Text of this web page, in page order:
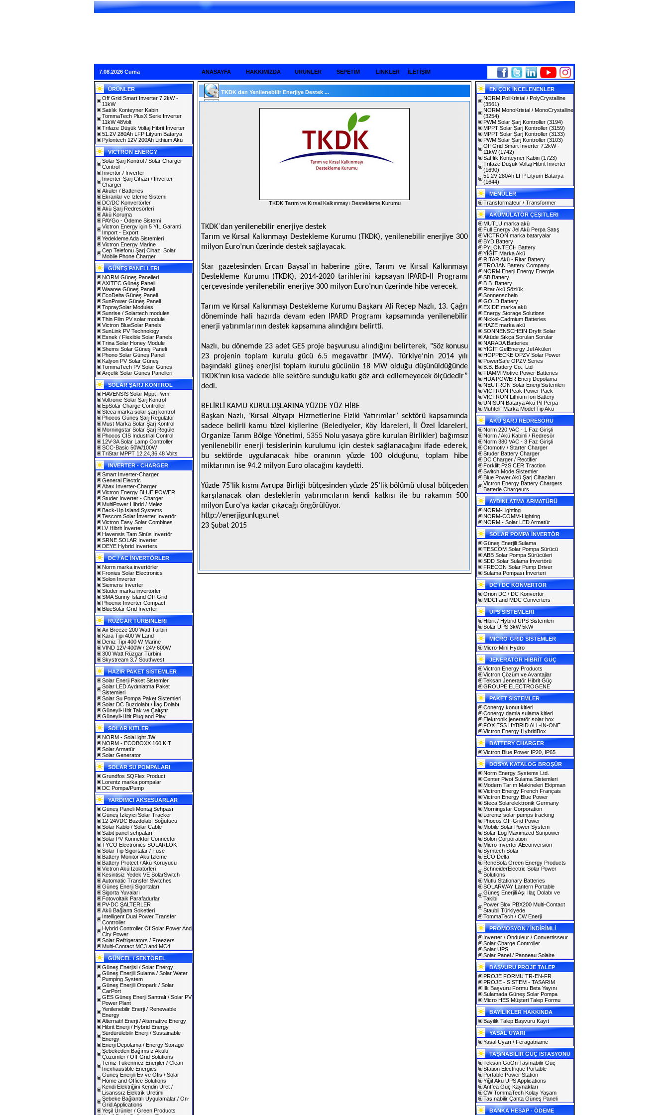
7.08.2026 Cuma ANASAYFA HAKKIMIZDA ÜRÜNLER SEPETİM LİNKLER İLETİŞİM
ÜRÜNLER
Off Grid Smart Inverter 7.2kW -
11kW
Satılık Konteyner Kabin
TommaTech PlusX Serie Inverter
11kW 48Volt
Trifaze Düşük Voltaj Hibrit İnverter
51.2V 280Ah LFP Lityum Batarya
Pylontech 12V 200Ah Lithium Akü
VICTRON ENERGY
Solar Şarj Kontrol / Solar Charger
Control
İnvertör / Inverter
İnverter-Şarj Cihazı / Inverter-
Charger
Aküler / Batteries
Ekranlar ve İzleme Sistemi
DC/DC Konvertörler
Akü Şarj Redresörleri
Akü Koruma
PAYGo - Ödeme Sistemi
Victron Energy için 5 YIL Garanti
Import - Export
Yedekleme Ada Sistemleri
Victron Energy Marine
Cep Telefonu Şarj Cihazı Solar
Mobile Phone Charger
GÜNEŞ PANELLERI
NORM Güneş Panelleri
AXITEC Güneş Paneli
Waaree Güneş Paneli
EcoDelta Güneş Paneli
SunPower Güneş Paneli
TopraySolar Modules
Sunrise / Solartech modules
Thin Film PV solar module
Victron BlueSolar Panels
SunLink PV Technology
Esnek / Flexible Solar Panels
Trina Solar Honey Module
Shems Solar Güneş Paneli
Phono Solar Güneş Paneli
Kalyon PV Solar Güneş
TommaTech PV Solar Güneş
Arçelik Solar Güneş Panelleri
SOLAR ŞARJ KONTROL
HAVENSİS Solar Mppt Pwm
Voltronic Solar Şarj Kontrol
EpSolar Charge Controller
Steca marka solar şarj kontrol
Phocos Güneş Şarj Regülatör
Must Marka Solar Şarj Kontrol
Morningstar Solar Şarj Regüle
Phocos CIS Industrial Control
12V-3A Solar Lamp Controller
SCC-Basic 50W/100W
TriStar MPPT 12,24,36,48 Volts
INVERTER - CHARGER
Smart Inverter-Charger
General Electric
Abax Inverter-Charger
Victron Energy BLUE POWER
Studer Inverter - Charger
MultiPower Hibrid / Melez
Back-Up Island Systems
Tescom Solar İnverter İnvertör
Victron Easy Solar Combines
LV Hibrit İnverter
Havensis Tam Sinüs İnvertör
SRNE SOLAR Inverter
DEYE Hybrid Inverters
DC / AC İNVERTÖRLER
Norm marka invertörler
Fronius Solar Electronics
Solon Inverter
Siemens Inverter
Studer marka invertörler
SMA Sunny Island Off-Grid
Phoenix Inverter Compact
BlueSolar Grid Inverter
RÜZGAR TÜRBINLERI
Air Breeze 200 Watt Türbin
Kara Tipi 400 W Land
Deniz Tipi 400 W Marine
VIND 12V-400W / 24V-600W
300 Watt Rüzgar Türbini
Skystream 3.7 Southwest
HAZIR PAKET SİSTEMLER
Solar Enerji Paket Sistemler
Solar LED Aydınlatma Paket
Sistemleri
Solar Su Pompa Paket Sistemleri
Solar DC Buzdolabı / İlaç Dolabı
Güneyli-Hitit Tak ve Çalıştır
Güneyli-Hitit Plug and Play
SOLAR KITLER
NORM - SolaLight 3W
NORM - ECOBOXX 160 KIT
Solar Armatür
Solar Generator
SOLAR SU POMPALARI
Grundfos SQFlex Product
Lorentz marka pompalar
DC Pompa/Pump
YARDIMCI AKSESUARLAR
Güneş Paneli Montaj Sehpası
Güneş İzleyici Solar Tracker
12-24VDC Buzdolabı Soğutucu
Solar Kablo / Solar Cable
Sabit panel sehpaları
Solar PV Konnektör Connector
TYCO Electronics SOLARLOK
Solar Tip Sigortalar / Fuse
Battery Monitor Akü İzleme
Battery Protect / Akü Koruyucu
Victron Akü İzolatörleri
Kesintisiz Yedek VE SolarSwitch
Automatic Transfer Switches
Güneş Enerji Sigortaları
Sigorta Yuvaları
Fotovoltaik Parafadurlar
PV-DC ŞALTERLER
Akü Bağlantı Soketleri
Intelligent Dual Power Transfer
Controller
Hybrid Controller Of Solar Power And
City Power
Solar Refrigerators / Freezers
Multi-Contact MC3 and MC4
GÜNCEL / SEKTÖREL
Güneş Enerjisi / Solar Energy
Güneş Enerjili Sulama / Solar Water
Pumping System
Güneş Enerjili Otopark / Solar
CarPort
GES Güneş Enerji Santralı / Solar PV
Power Plant
Yenilenebilir Enerji / Renewable
Energy
Alternatif Enerji / Alternative Energy
Hibrit Enerji / Hybrid Energy
Sürdürülebilir Enerji / Sustainable
Energy
Enerji Depolama / Energy Storage
Şebekeden Bağımsız Akülü
Çözümler / Off-Grid Solutions
Temiz Tükenmez Enerjiler / Clean
Inexhaustible Energies
Güneş Enerjili Ev ve Ofis / Solar
Home and Office Solutions
Kendi Elektriğini Kendin Üret /
Lisanssız Elektrik Üretimi
Şebeke Bağlantılı Uygulamalar / On-
Grid Applications
Yeşil Ürünler / Green Products
TKDK dan Yenilenebilir Enerjiye Destek ...
TKDK Tarım ve Kırsal Kalkınmayı Destekleme Kurumu
TKDK`dan yenilenebilir enerjiye destek
Tarım ve Kırsal Kalkınmayı Destekleme Kurumu (TKDK), yenilenebilir enerjiye 300
milyon Euro’nun üzerinde destek sağlayacak.
Star gazetesinden Ercan Baysal`ın haberine göre, Tarım ve Kırsal Kalkınmayı
Destekleme Kurumu (TKDK), 2014-2020 tarihlerini kapsayan IPARD-II Programı
çerçevesinde yenilenebilir enerjiye 300 milyon Euro’nun üzerinde hibe verecek.
Tarım ve Kırsal Kalkınmayı Destekleme Kurumu Başkanı Ali Recep Nazlı, 13. Çağrı
döneminde hali hazırda devam eden IPARD Programı kapsamında yenilenebilir
enerji yatırımlarının destek kapsamına alındığını belirtti.
Nazlı, bu dönemde 23 adet GES proje başvurusu alındığını belirterek, "Söz konusu
23 projenin toplam kurulu gücü 6.5 megavattır (MW). Türkiye’nin 2014 yılı
başındaki güneş enerjisi toplam kurulu gücünün 18 MW olduğu düşünüldüğünde
TKDK’nın kısa vadede bile sektöre sunduğu katkı göz ardı edilemeyecek ölçüdedir”
dedi.
BELİRLİ KAMU KURULUŞLARINA YÜZDE YÜZ HİBE
Başkan Nazlı, ‘Kırsal Altyapı Hizmetlerine Fiziki Yatırımlar’ sektörü kapsamında
sadece belirli kamu tüzel kişilerine (Belediyeler, Köy İdareleri, İl Özel İdareleri,
Organize Tarım Bölge Yönetimi, 5355 Nolu yasaya göre kurulan Birlikler) bağımsız
yenilenebilir enerji tesislerinin kurulumu için destek sağlanacağını ifade ederek,
bu sektörde uygulanacak hibe oranının yüzde 100 olduğunu, toplam hibe
miktarının ise 94.2 milyon Euro olacağını kaydetti.
Yüzde 75’lik kısmı Avrupa Birliği bütçesinden yüzde 25’lik bölümü ulusal bütçeden
karşılanacak olan desteklerin yatırımcıların kendi katkısı ile bu rakamın 500
milyon Euro’ya kadar çıkacağı öngörülüyor.
http://enerjigunlugu.net
23 Şubat 2015
EN ÇOK İNCELENENLER
NORM PoliKristal / PolyCrystalline
(3561)
NORM MonoKristal / MonoCrystalline
(3254)
PWM Solar Şarj Kontroller (3194)
MPPT Solar Şarj Kontroller (3159)
MPPT Solar Şarj Kontroller (3133)
PWM Solar Şarj Kontroller (3103)
Off Grid Smart Inverter 7.2kW -
11kW(1742)
Satılık Konteyner Kabin (1723)
Trifaze Düşük Voltaj Hibrit İnverter
(1690)
51.2V 280Ah LFP Lityum Batarya
(1644)
MENÜLER
Transformateur / Transformer
AKÜMÜLATÖR ÇEŞITLERI
MUTLU marka akü
Full Energy Jel Akü Perpa Satış
VICTRON marka bataryalar
BYD Battery
PYLONTECH Battery
YİĞİT Marka Akü
RITAR Akü - Ritar Battery
TROJAN Battery Company
NORM Enerji Energy Energie
SB Battery
B.B. Battery
Ritar Akü Sözlük
Sonnenschein
GOLD Battery
EXIDE marka akü
Energy Storage Solutions
Nickel-Cadmium Batteries
HAZE marka akü
SONNENSCHEIN Dryfit Solar
Aküde Sıkça Sorulan Sorular
NARADA Batteries
YİĞİT GelEnergy Jel Aküleri
HOPPECKE OPZV Solar Power
PowerSafe OPZV Series
B.B. Battery Co., Ltd
FIAMM Motive Power Batteries
HDA POWER Enerji Depolama
NEUTRON Solar Enerji Sistemleri
VICTRON Peak Power Pack
VICTRON Lithium Ion Battery
UNİSUN Batarya Akü Pil Perpa
Muhtelif Marka Model Tip Akü
AKÜ ŞARJ REDRESÖRÜ
Norm 220 VAC - 1 Faz Girişli
Norm / Akü Kabinli / Redresör
Norm 380 VAC - 3 Faz Girişli
Otomotiv / Starter Charger
Studer Battery Charger
DC Charger / Rectifier
Forklift PzS CER Traction
Switch Mode Sistemler
Blue Power Akü Şarj Cihazları
Victron Energy Battery Chargers
Batterie Chargeurs
AYDıNLATMA ARMATÜRÜ
NORM-Lighting
NORM-COMM-Lighting
NORM - Solar LED Armatür
SOLAR POMPA İNVERTÖR
Güneş Enerjili Sulama
TESCOM Solar Pompa Sürücü
ABB Solar Pompa Sürücüleri
SDD Solar Sulama İnvertörü
FRECON Solar Pump Driver
Sulama Pompası İnverteri
DC / DC KONVERTÖR
Orion DC / DC Konvertör
MDCI and MDC Converters
UPS SISTEMLERI
Hibrit / Hybrid UPS Sistemleri
Solar UPS 3kW 5kW
MICRO-GRID SISTEMLER
Micro-Mini Hydro
JENERATÖR HİBRİT GÜÇ
Victron Energy Products
Victron Çözüm ve Avantajlar
Teksan Jeneratör Hibrit Güç
GROUPE ELECTROGENE
PAKET SISTEMLER
Conergy konut kitleri
Conergy damla sulama kitleri
Elektronik jeneratör solar box
FOX ESS HYBRID ALL-IN-ONE
Victron Energy HybridBox
BATTERY CHARGER
Victron Blue Power IP20, IP65
DOSYA KATALOG BROŞÜR
Norm Energy Systems Ltd.
Center Pivot Sulama Sistemleri
Modern Tarım Makineleri Ekipman
Victron Energy French Français
Victron Energy Blue Power
Steca Solarelektronik Germany
Morningstar Corporation
Lorentz solar pumps tracking
Phocos Off-Grid Power
Mobile Solar Power System
Solar-Log Maximized Sunpower
Solon Corporation
Micro Inverter AEconversion
Symtech Solar
ECO Delta
ReneSola Green Energy Products
SchneiderElectric Solar Power
Solutions
Mutlu Stationary Batteries
SOLARWAY Lantern Portable
Güneş Enerjili Aşı İlaç Dolabı ve
Takibi
Power Blox PBX200 Multi-Contact
Staubli Türkiyede
TommaTech / CW Enerji
PROMOSYON / İNDİRİMLİ
Inverter / Onduleur / Convertisseur
Solar Charge Controller
Solar UPS
Solar Panel / Panneau Solaire
BAŞVURU PROJE TALEP
PROJE FORMU TR-EN-FR
PROJE - SİSTEM - TASARIM
İlk Başvuru Formu Beta Yayını
Sulamada Güneş Solar Pompa
Micro HES Müşteri Talep Formu
BAYİLİKLER HAKKINDA
Bayilik Talep Başvuru Kayıt
YASAL UYARI
Yasal Uyarı / Feragatname
TAŞıNABILIR GÜÇ İSTASYONU
Teksan GoOn Taşınabilir Güç
Station Electrique Portable
Portable Power Station
Yiğit Akü UPS Applications
Antfea Güç Kaynakları
CW TommaTech Kolay Yaşam
Taşınabilir Çanta Güneş Paneli
BANKA HESAP - ÖDEME